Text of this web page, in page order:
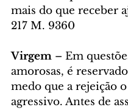
mais do que receber
217 M. 9360
Virgem – Em
amorosas, é
medo que a rejeição
agressivo. Antes de